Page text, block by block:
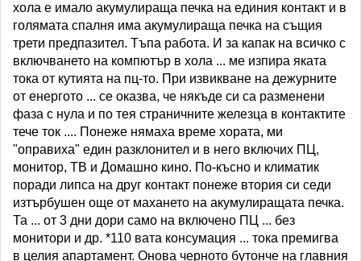
хола е имало акумулираща печка на единия контакт и в
голямата спалня има акумулираща печка на същия
трети предпазител. Тъпа работа. И за капак на всичко с
включването на компютър в хола ... ме изпира яката
тока от кутията на пц-то. При извикване на дежурните
от енергото ... се оказва, че някъде си са разменени
фаза с нула и по тея страничните железца в контактите
тече ток .... Понеже нямаха време хората, ми
"оправиха" един разклонител и в него включих ПЦ,
монитор, ТВ и Домашно кино. По-късно и климатик
поради липса на друг контакт понеже втория си седи
изтърбушен още от махането на акумулиращата печка.
Та ... от 3 дни дори само на включено ПЦ ... без
монитори и др. *110 вата консумация ... тока премигва
в целия апартамент. Онова черното бутонче на главния